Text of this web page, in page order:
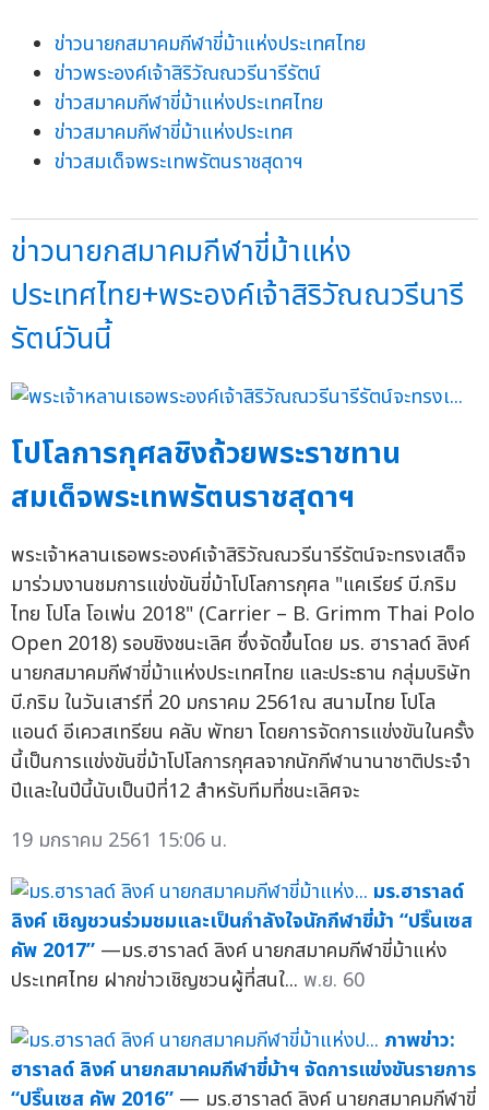
ข่าวนายกสมาคมกีฬาขี่ม้าแห่งประเทศไทย
ข่าวพระองค์เจ้าสิริวัณณวรีนารีรัตน์
ข่าวสมาคมกีฬาขี่ม้าแห่งประเทศไทย
ข่าวสมาคมกีฬาขี่ม้าแห่งประเทศ
ข่าวสมเด็จพระเทพรัตนราชสุดาฯ
ข่าวนายกสมาคมกีฬาขี่ม้าแห่ง
ประเทศไทย+พระองค์เจ้าสิริวัณณวรีนารี
รัตน์วันนี้
โปโลการกุศลชิงถ้วยพระราชทาน
สมเด็จพระเทพรัตนราชสุดาฯ
พระเจ้าหลานเธอพระองค์เจ้าสิริวัณณวรีนารีรัตน์จะทรงเสด็จ
มาร่วมงานชมการแข่งขันขี่ม้าโปโลการกุศล "แคเรียร์ บี.กริม
ไทย โปโล โอเพ่น 2018" (Carrier – B. Grimm Thai Polo
Open 2018) รอบชิงชนะเลิศ ซึ่งจัดขึ้นโดย มร. ฮาราลด์ ลิงค์
นายกสมาคมกีฬาขี่ม้าแห่งประเทศไทย และประธาน กลุ่มบริษัท
บี.กริม ในวันเสาร์ที่ 20 มกราคม 2561ณ สนามไทย โปโล
แอนด์ อีเควสเทรียน คลับ พัทยา โดยการจัดการแข่งขันในครั้ง
นี้เป็นการแข่งขันขี่ม้าโปโลการกุศลจากนักกีฬานานาชาติประจำ
ปีและในปีนี้นับเป็นปีที่12 สำหรับทีมที่ชนะเลิศจะ
19 มกราคม 2561 15:06 น.
มร.ฮาราลด์
ลิงค์ เชิญชวนร่วมชมและเป็นกำลังใจนักกีฬาขี่ม้า “ปริ๊นเซส
คัพ 2017” — ​มร.ฮาราลด์ ลิงค์ นายกสมาคมกีฬาขี่ม้าแห่ง
ประเทศไทย ฝากข่าวเชิญชวนผู้ที่สนใ... พ.ย. 60
ภาพข่าว:
ฮาราลด์ ลิงค์ นายกสมาคมกีฬาขี่ม้าฯ จัดการแข่งขันรายการ
“ปริ๊นเซส คัพ 2016” — มร.ฮาราลด์ ลิงค์ นายกสมาคมกีฬาขี่